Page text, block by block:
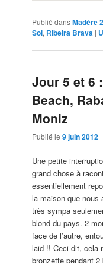
Publié dansMadère
Sol, Ribeira Brava |
Jour 5 et 6
Beach,
Moniz
Publié le9 juin 2012
Une petite
grand chose à
essentiellement
la maison que nous
très sympa
blond du pays. 2
face de l’autre,
laid !! Ceci dit, cela
bronzette pendant